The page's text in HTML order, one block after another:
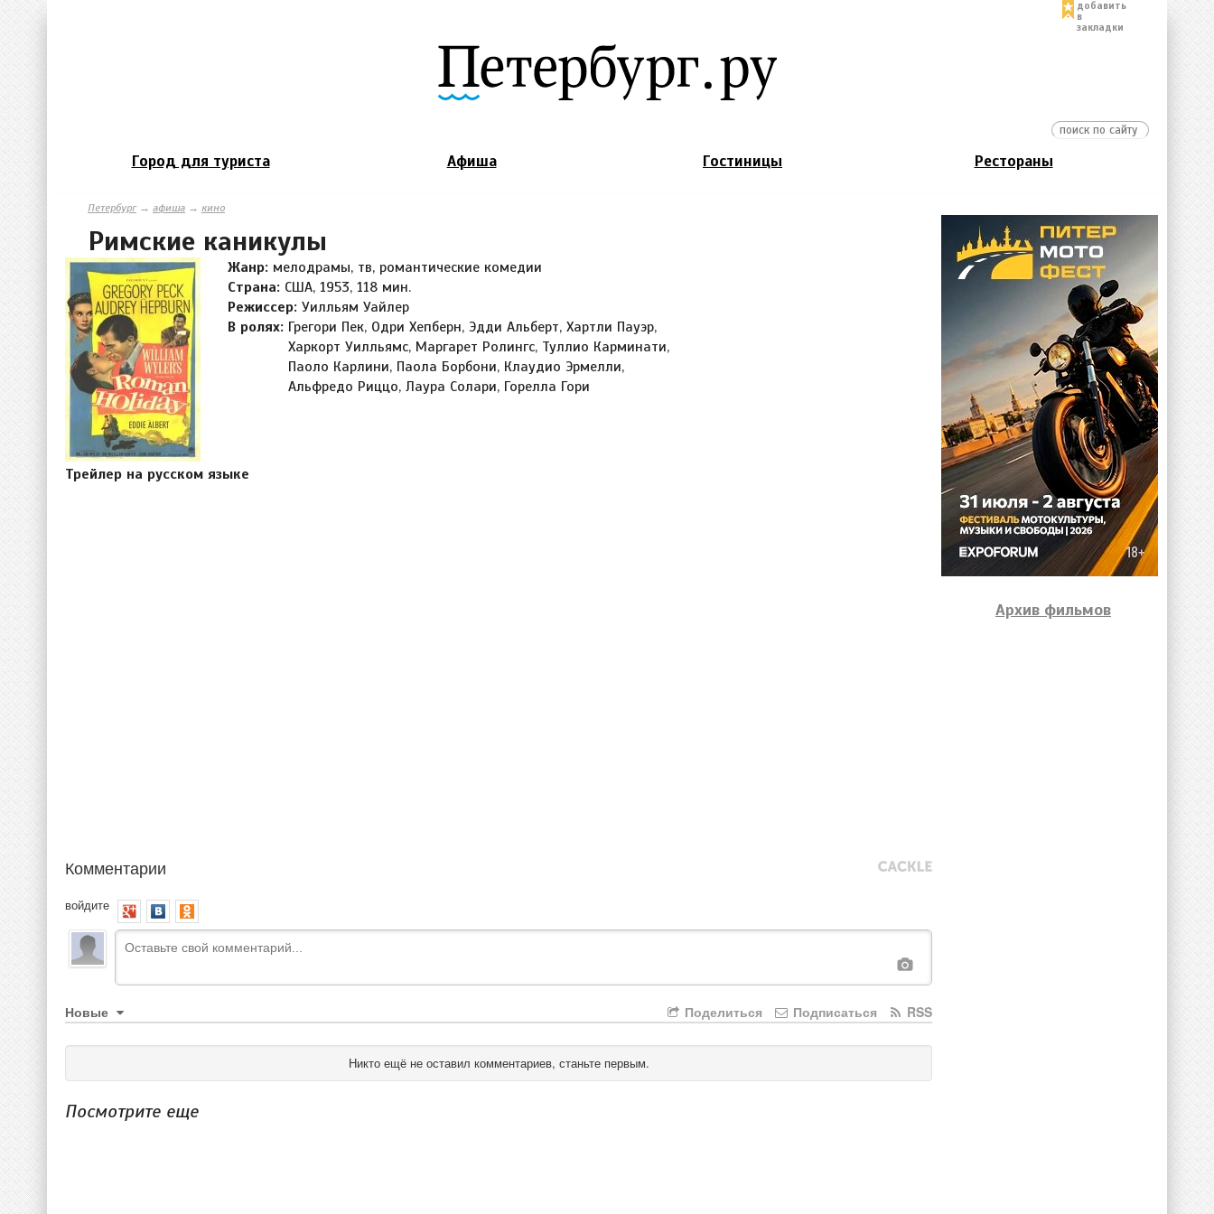
добавить
в
закладки
Город для туриста Афиша Гостиницы Рестораны
Петербург→ афиша → кино
Римские каникулы
Жанр: мелодрамы, тв, романтические комедии
Страна: США, 1953, 118 мин.
Режиссер: Уилльям Уайлер
В ролях: Грегори Пек, Одри Хепберн, Эдди Альберт, Хартли Пауэр,
Харкорт Уилльямс, Маргарет Ролингс, Туллио Карминати,
Паоло Карлини, Паола Борбони, Клаудио Эрмелли,
Альфредо Риццо, Лаура Солари, Горелла Гори
Трейлер на русском языке
Комментарии
войдите
Новые RSS
Подписаться
Поделиться
Никто ещё не оставил комментариев, станьте первым.
Посмотрите еще
Архив фильмов